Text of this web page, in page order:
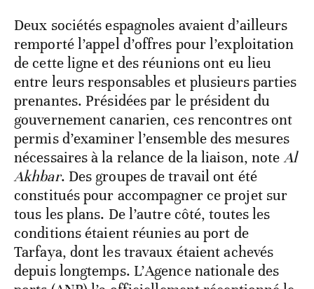
Deux sociétés espagnoles avaient d’ailleurs
remporté l’appel d’offres pour l’exploitation
de cette ligne et des réunions ont eu lieu
entre leurs responsables et plusieurs parties
prenantes. Présidées par le président du
gouvernement canarien, ces rencontres ont
permis d’examiner l’ensemble des mesures
nécessaires à la relance de la liaison, noteAl
Akhbar. Des groupes de travail ont été
constitués pour accompagner ce projet sur
tous les plans. De l’autre côté, toutes les
conditions étaient réunies au port de
Tarfaya, dont les travaux étaient achevés
depuis longtemps. L’Agence nationale des